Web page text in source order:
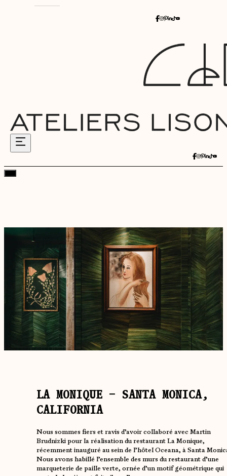
LA MONIQUE – SANTA MONICA,
CALIFORNIA
Nous sommes fiers et ravis d’avoir collaboré avec Martin
Brudnizki pour la réalisation du restaurant La Monique,
récemment inauguré au sein de l’hôtel Oceana, à Santa
Nous avons habillé l’ensemble des murs du restaurant d’une
marqueterie de paille verte, ornée d’un motif géométrique qui